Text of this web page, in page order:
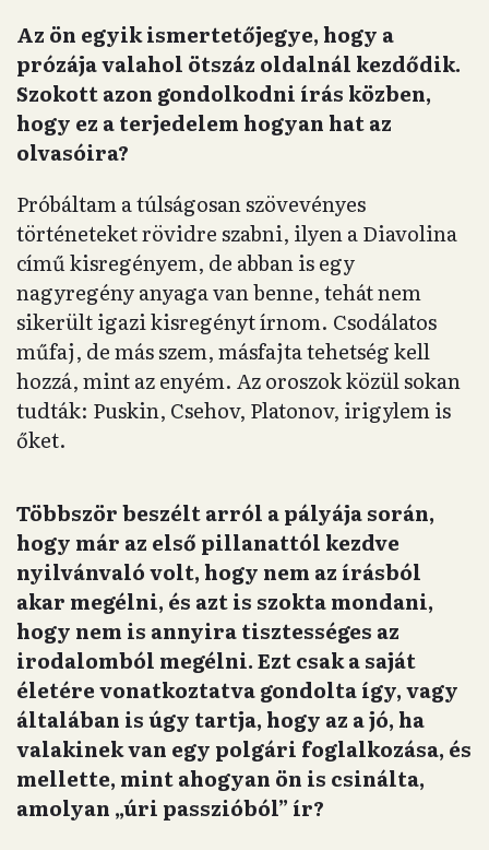
Az ön egyik ismertetőjegye, hogy a
prózája valahol ötszáz oldalnál kezdődik.
Szokott azon gondolkodni írás közben,
hogy ez a terjedelem hogyan hat az
olvasóira?
Próbáltam a túlságosan szövevényes
történeteket rövidre szabni, ilyen a Diavolina
című kisregényem, de abban is egy
nagyregény anyaga van benne, tehát nem
sikerült igazi kisregényt írnom. Csodálatos
műfaj, de más szem, másfajta tehetség kell
hozzá, mint az enyém. Az oroszok közül sokan
tudták: Puskin, Csehov, Platonov, irigylem is
őket.
Többször beszélt arról a pályája során,
hogy már az első pillanattól kezdve
nyilvánvaló volt, hogy nem az írásból
akar megélni, és azt is szokta mondani,
hogy nem is annyira tisztességes az
irodalomból megélni. Ezt csak a saját
életére vonatkoztatva gondolta így, vagy
általában is úgy tartja, hogy az a jó, ha
valakinek van egy polgári foglalkozása, és
mellette, mint ahogyan ön is csinálta,
amolyan „úri passzióból” ír?